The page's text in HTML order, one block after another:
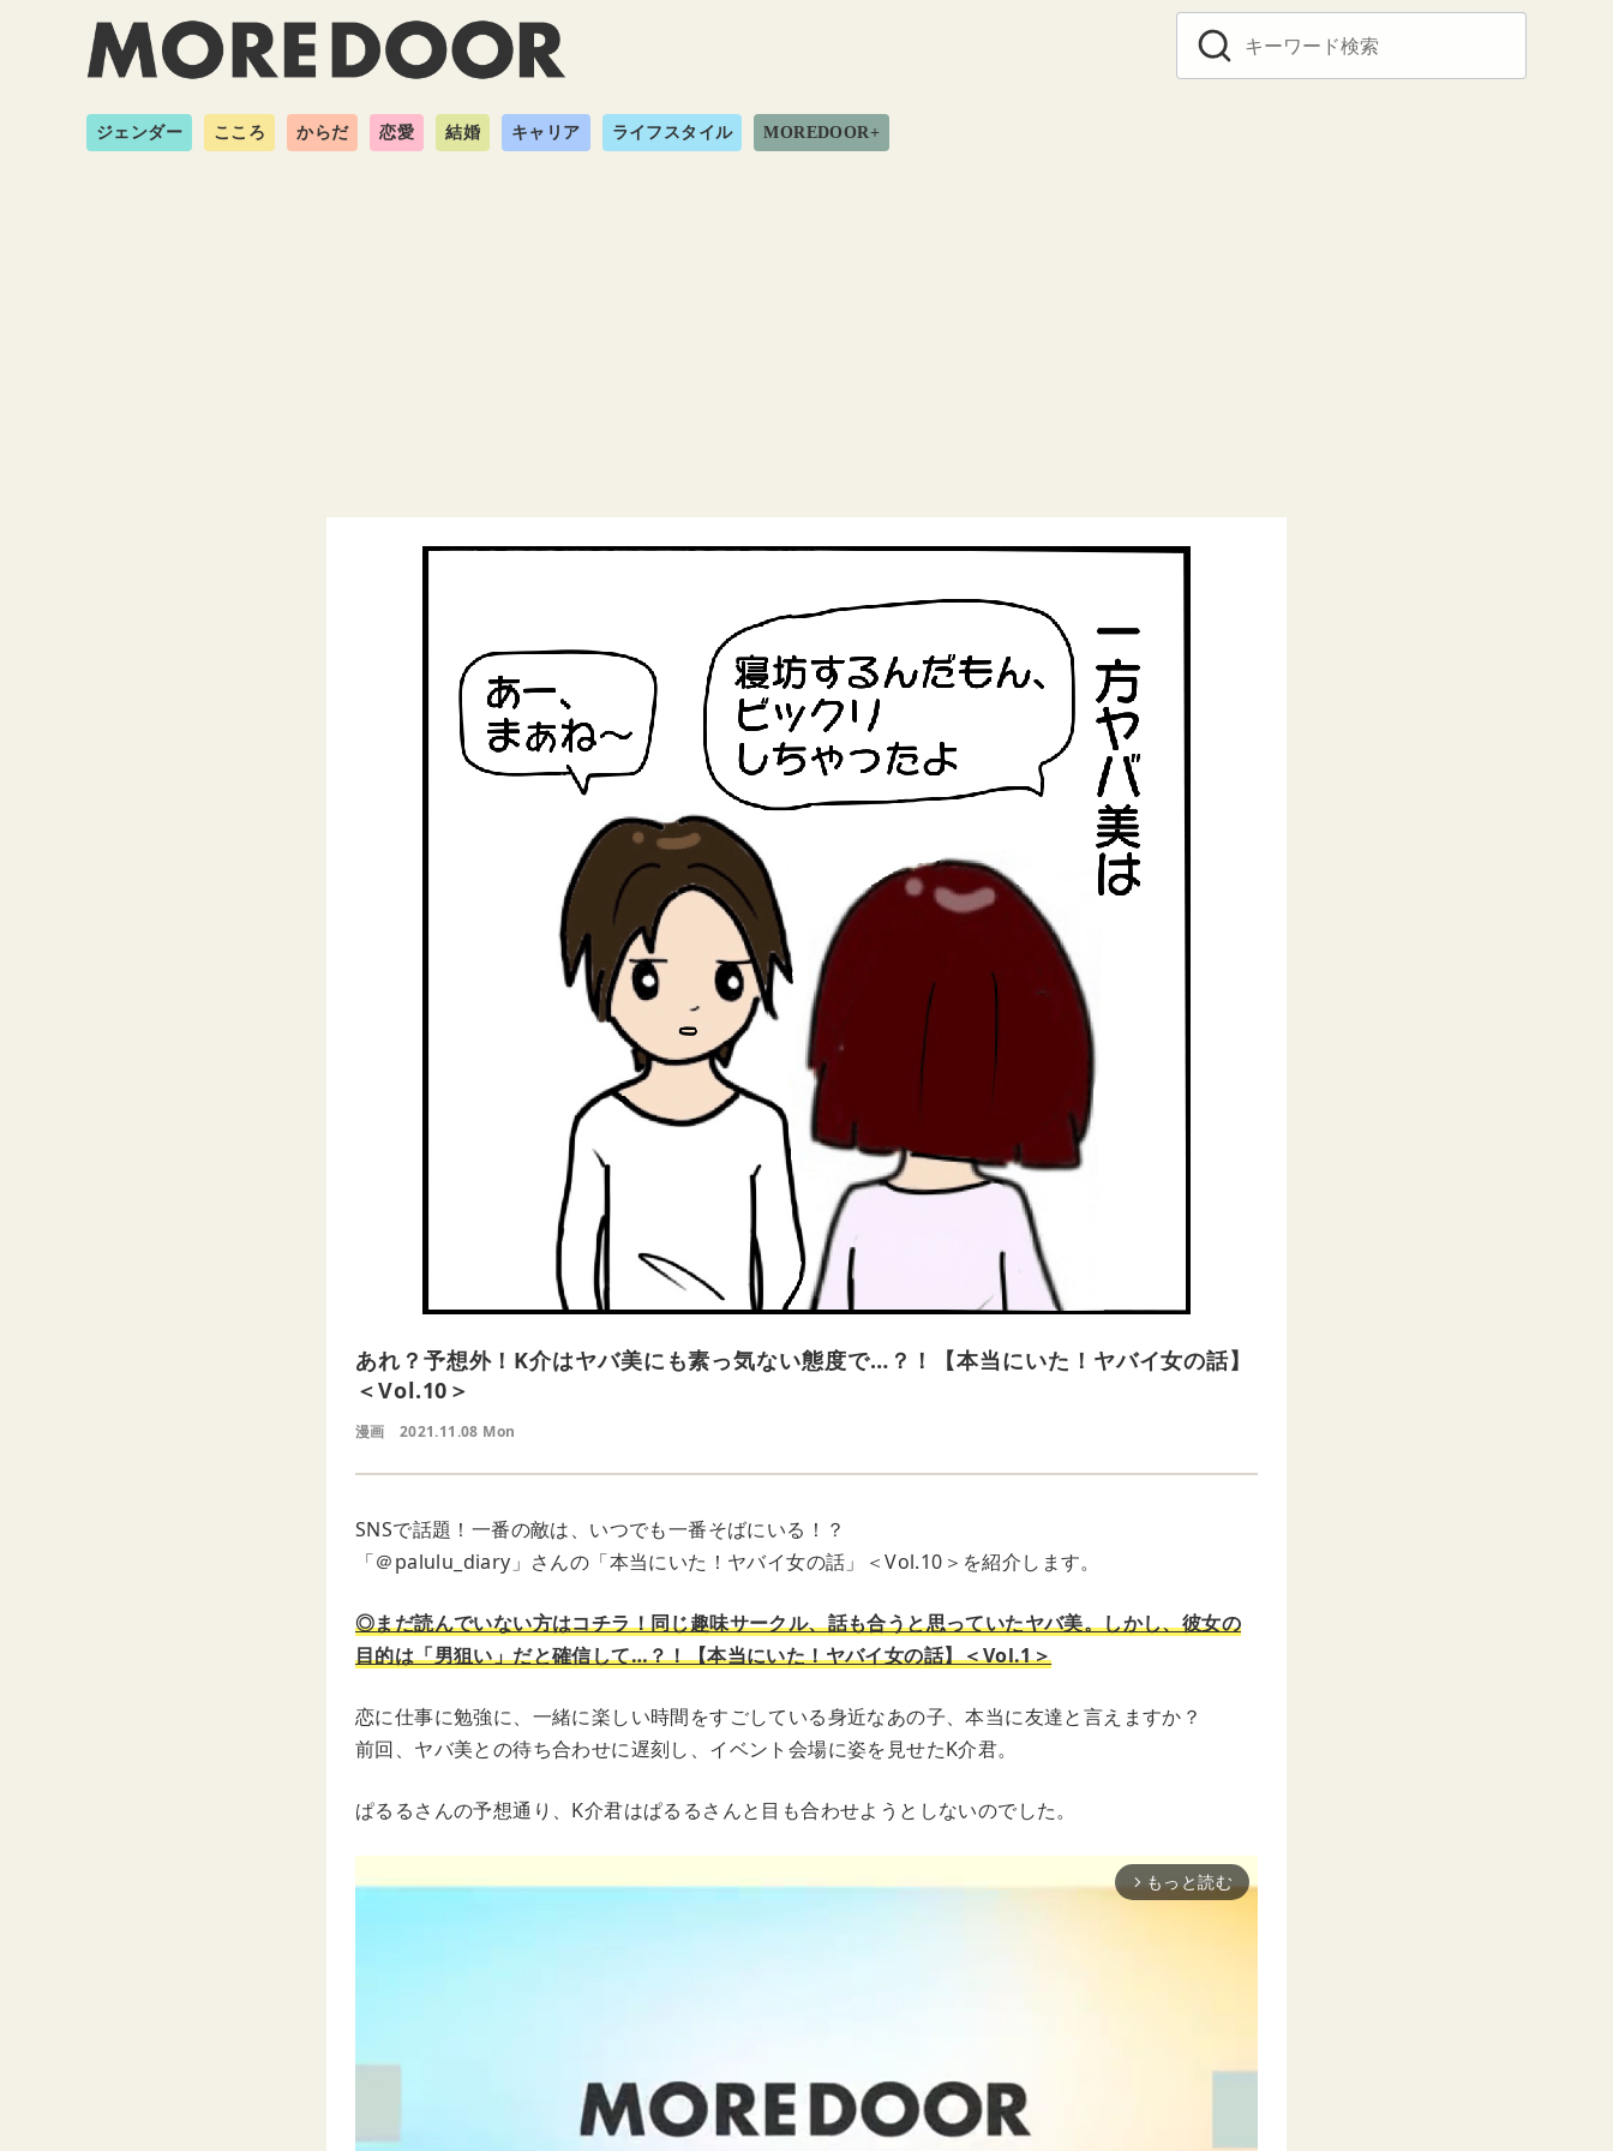
ジェンダー こころ からだ 恋愛 結婚 キャリア ライフスタイル MOREDOOR+
あれ？予想外！K介はヤバ美にも素っ気ない態度で…？！【本当にいた！ヤバイ女の話】
＜Vol.10＞
漫画 2021.11.08 Mon
SNSで話題！一番の敵は、いつでも一番そばにいる！？
「＠palulu_diary」さんの「本当にいた！ヤバイ女の話」＜Vol.10＞を紹介します。
◎まだ読んでいない方はコチラ！同じ趣味サークル、話も合うと思っていたヤバ美。しかし、彼女の
目的は「男狙い」だと確信して…？！【本当にいた！ヤバイ女の話】＜Vol.1＞
恋に仕事に勉強に、一緒に楽しい時間をすごしている身近なあの子、本当に友達と言えますか？
前回、ヤバ美との待ち合わせに遅刻し、イベント会場に姿を見せたK介君。
ぱるるさんの予想通り、K介君はぱるるさんと目も合わせようとしないのでした。
arrow_forward_ios もっと読む